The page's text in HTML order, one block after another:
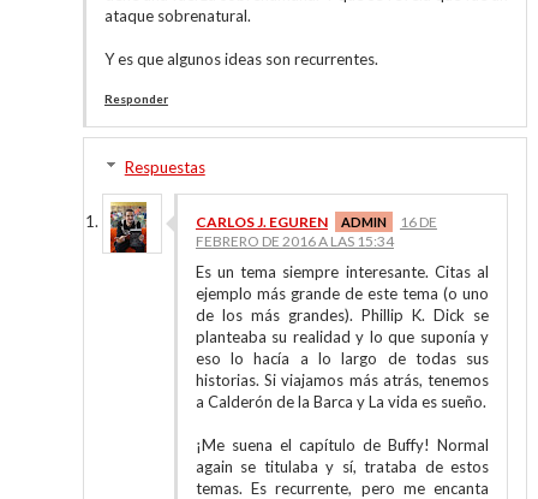
ataque sobrenatural.
Y es que algunos ideas son recurrentes.
Responder
Respuestas
CARLOS J. EGUREN
16 DE
FEBRERO DE 2016 A LAS 15:34
Es un tema siempre interesante. Citas al
ejemplo más grande de este tema (o uno
de los más grandes). Phillip K. Dick se
planteaba su realidad y lo que suponía y
eso lo hacía a lo largo de todas sus
historias. Si viajamos más atrás, tenemos
a Calderón de la Barca y La vida es sueño.
¡Me suena el capítulo de Buffy! Normal
again se titulaba y sí, trataba de estos
temas. Es recurrente, pero me encanta